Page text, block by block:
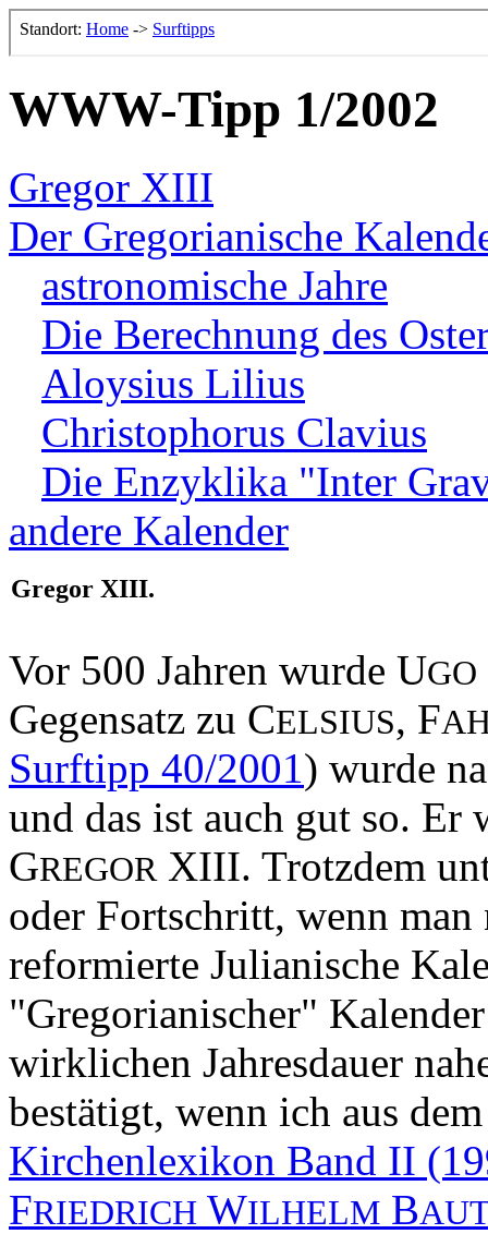
WWW-Tipp 1/2002
Gregor XIII
Der Gregorianische
astronomische Jahre
Die Berechnung des
Aloysius Lilius
Christophorus Clavius
Die Enzyklika "Inter
andere Kalender
Gregor XIII.
Vor 500 Jahren wurde UGO
Gegensatz zu CELSIUS, F
Surftipp 40/2001) wurde
und das ist auch gut so. Er
GREGOR XIII. Trotzdem
oder Fortschritt, wenn
reformierte Julianische
"Gregorianischer"
wirklichen Jahresdauer
bestätigt, wenn ich aus
Kirchenlexikon Band II
FRIEDRICH WILHELM B